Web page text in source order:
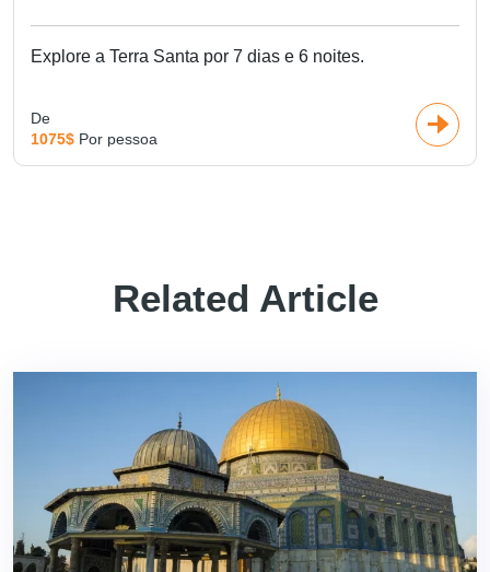
Explore a Terra Santa por 7 dias e 6 noites.
De
1075$ Por pessoa
Related Article